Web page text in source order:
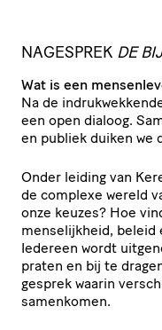
NAGESPREK DE
Wat is een
Na de
een open dialoog.
en publiek duiken we
Onder leiding van
de complexe wereld
onze keuzes? Hoe
menselijkheid, beleid
Iedereen wordt
praten en bij te
gesprek waarin
samenkomen.